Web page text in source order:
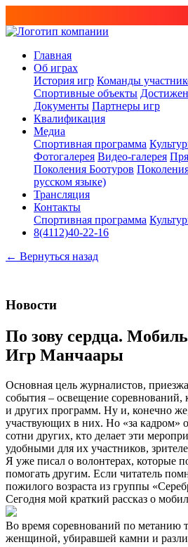
Главная
Об играх
История игр Команды
Спортивные объекты
Документы Партнеры игр
Квалификация
Медиа
Спортивная программа
Фотогалерея Видео-галерея
Поколения Боотуров
русском языке)
Трансляция
Контакты
Спортивная программа
8(4112)40-22-16
← Вернуться назад
Новости
По зову сердца.
Игр Манчаары
Основная цель журналистов,
события – освещение соревнований,
и других программ. Ну и, конечно
участвующих в них. Но «за кадром»
сотни других, кто делает эти
удобными для их участников,
Я уже писал о волонтерах, которые
помогать другим. Если читатель
пожилого возраста из группы
Сегодня мой краткий рассказ о
Во время соревнований по метанию
женщиной, убиравшей камни и